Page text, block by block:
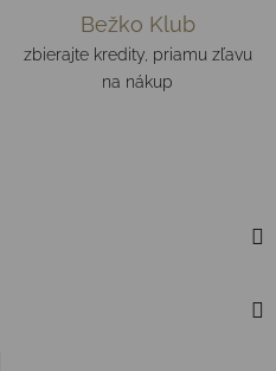
Bežko Klub
zbierajte kredity, priamu zľavu
na nákup